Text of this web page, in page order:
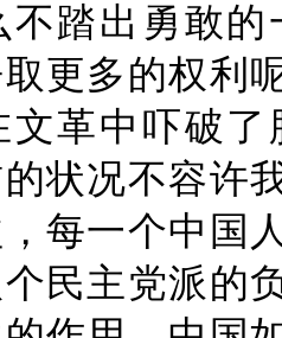
不踏出勇敢
更多的权利
文革中吓破
状况不容许
每一个中国
民主党派的